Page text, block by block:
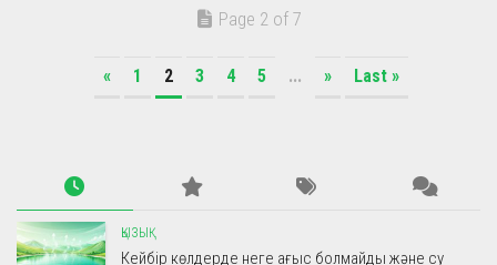
Page 2 of 7
« 1 2 3 4 5 ... » Last »
ҚЫЗЫҚ
Кейбір көлдерде неге ағыс болмайды және су